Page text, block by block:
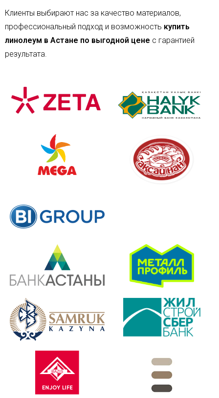
Клиенты выбирают нас за качество материалов,
профессиональный подход и возможность купить
линолеум в Астане по выгодной цене с гарантией
результата.